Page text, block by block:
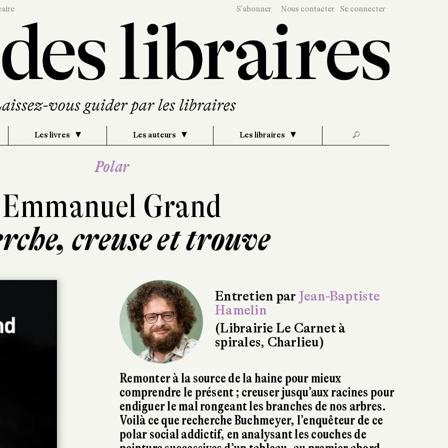
S'abonner Nous contacter Se connecter
Les livres Les auteurs Les libraires 🔎
Polar
Emmanuel Grand
creuse et trouve
Entretien par Jean-Baptiste
Hamelin
(Librairie Le Carnet à
spirales, Charlieu)
Remonter à la source de la haine pour mieux
comprendre le présent ; creuser jusqu’aux racines pour
endiguer le mal rongeant les branches de nos arbres.
Voilà ce que recherche Buchmeyer, l’enquêteur de ce
polar social addictif, en analysant les couches de